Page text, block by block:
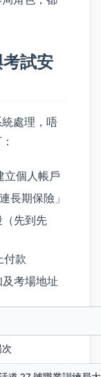
試安
統處理，唔
立個人帳戶
長期保險」
先到先
付款
考場地址